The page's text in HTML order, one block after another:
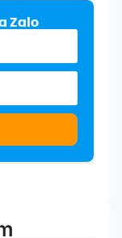
Zalo